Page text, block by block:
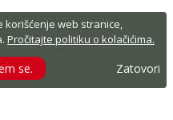
korišćenje web stranice,
Pročitajte politiku o kolačićima.
se. Zatovori